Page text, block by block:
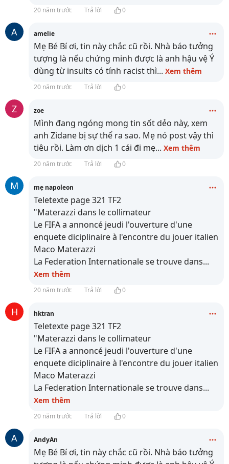
20 năm trước Trả lời 0
A amelie
Mẹ Bé Bí ơi, tin này chắc cũ rồi. Nhà báo tưởng
tượng là nếu chứng minh được là anh hậu vệ Ý
dùng từ insults có tính racist thì... Xem thêm
20 năm trước Trả lời 0
Z zoe
Mình đang ngóng mong tin sốt dẻo này, xem
anh Zidane bị sự thể ra sao. Mẹ nó post vậy thì
tiêu rồi. Làm ơn dịch 1 cái đi mẹ... Xem thêm
20 năm trước Trả lời 0
M mẹ napoleon
Teletexte page 321 TF2
"Materazzi dans le collimateur
Le FIFA a annoncé jeudi l'ouverture d'une
enquete diciplinaire à l'encontre du jouer italien
Maco Materazzi
La Federation Internationale se trouve dans...
Xem thêm
20 năm trước Trả lời 0
H hktran
Teletexte page 321 TF2
"Materazzi dans le collimateur
Le FIFA a annoncé jeudi l'ouverture d'une
enquete diciplinaire à l'encontre du jouer italien
Maco Materazzi
La Federation Internationale se trouve dans...
Xem thêm
20 năm trước Trả lời 0
A AndyAn
Mẹ Bé Bí ơi, tin này chắc cũ rồi. Nhà báo tưởng